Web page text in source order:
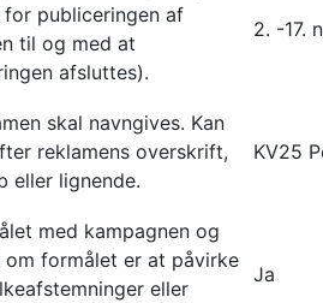
for publiceringen af
til og med at
afsluttes).
2. -17.
skal navngives. Kan
reklamens overskrift,
eller lignende.
KV25
med kampagnen og
om formålet er at påvirke
eller
Ja